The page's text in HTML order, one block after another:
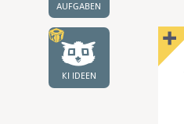
AUFGABEN
KI IDEEN